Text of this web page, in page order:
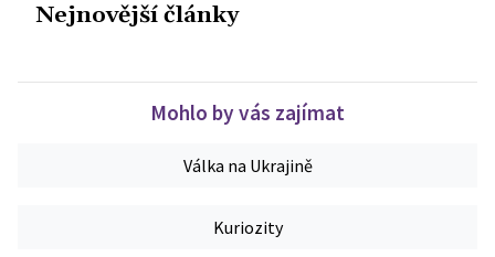
Nejnovější články
Mohlo by vás zajímat
Válka na Ukrajině
Kuriozity